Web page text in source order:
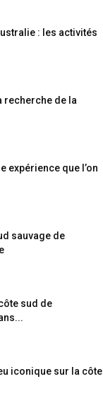
: les activités
recherche de la
expérience que l’on
sauvage de
sud de
iconique sur la côte